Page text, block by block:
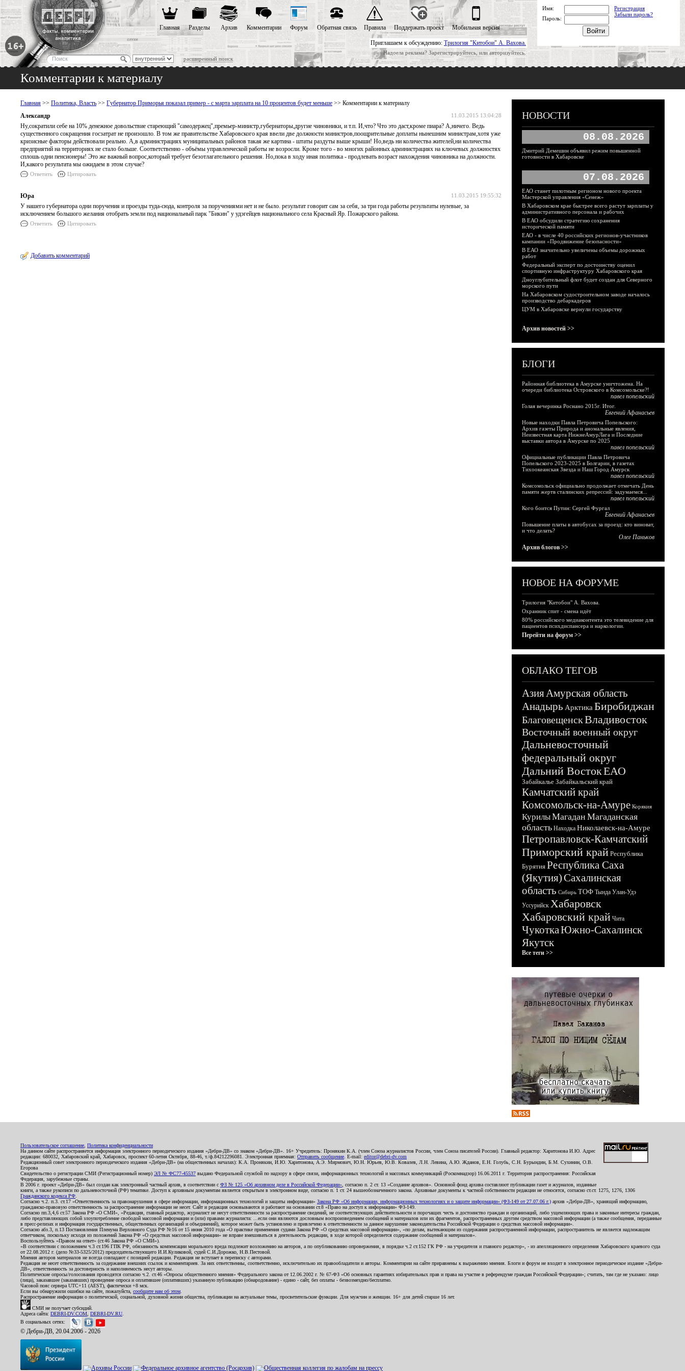
Приглашаем к обсуждению: Трилогия "Китобои" А. Вахова.
Надоела реклама? Зарегистрируйтесь, или авторизуйтесь.
расширенный поиск
Главная Разделы Архив Комментарии Форум Обратная связь Правила Поддержать проект Мобильная версия
Имя:
Регистрация
Забыли пароль?
Пароль:
Комментарии к материалу
Главная >> Политика, Власть >> Губернатор Приморья показал пример - с марта зарплата на 10 процентов будет меньше >> Комментарии к материалу
11.03.2015 13:04:28
Александр
Ну,сократили себе на 10% денежное довольствие стареющий "самодержец",премьер-министр,губернаторы,другие чиновники, и т.п. И,что? Что это даст,кроме пиара? А,ничего. Ведь
существенного сокращения госзатрат не произошло. В том же правительстве Хабаровского края ввели две должности министров,поощрительные доплаты нынешним министрам,хотя уже
кризисные факторы действовали реально. А,в администрациях муниципальных районов такая же картина - штаты раздуты выше крыши! Но,ведь ни количества жителей,ни количества
предприятий на территориях не стало больше. Соответственно - объёмы управленческой работы не возросли. Кроме того - во многих районных администрациях на ключевых должностях
сплошь одни пенсионеры! Это же важный вопрос,который требует безотлагательного решения. Но,пока в ходу иная политика - продлевать возраст нахождения чиновника на должности.
И,какого результата мы ожидаем в этом случае?
Ответить Цитировать
11.03.2015 19:55:32
Юра
У нашего губернатора одни поручения и проезды туда-сюда, контроля за поручениями нет и не было. результат говорит сам за себя, за три года работы результаты нулевые, за
исключением большого желания отобрать земли под национальный парк "Бикин" у удэгейцев национального села Красный Яр. Пожарского района.
Ответить Цитировать
Добавить комментарий
НОВОСТИ
08.08.2026
Дмитрий Демешин объявил режим повышенной
готовности в Хабаровске
07.08.2026
ЕАО станет пилотным регионом нового проекта
Мастерской управления «Сенеж»
В Хабаровском крае быстрее всего растут зарплаты у
административного персонала и рабочих
В ЕАО обсудили стратегию сохранения
исторической памяти
ЕАО - в числе 40 российских регионов-участников
кампании «Продвижение безопасности»
В ЕАО значительно увеличены объемы дорожных
работ
Федеральный эксперт по достоинству оценил
спортивную инфраструктуру Хабаровского края
Дноуглубительный флот будет создан для Северного
морского пути
На Хабаровском судостроительном заводе началось
производство дебаркадеров
ЦУМ в Хабаровске вернули государству
Архив новостей >>
БЛОГИ
Районная библиотека в Амурске уничтожена. На
очереди библиотека Островского в Комсомольске?!
павел попельский
Голая вечеринка Роснано 2015г. Итог.
Евгений Афанасьев
Новые находки Павла Петровича Попельского:
Архив газеты Природа и аномальные явления,
Неизвестная карта НижнеАмурЛага и Последние
выставки автора в Амурске по 2025
павел попельский
Официальные публикации Павла Петровича
Попельского 2023-2025 в Болгарии, в газетах
Тихоокеанская Звезда и Наш Город Амурск
павел попельский
Комсомольск официально продолжает отмечать День
памяти жертв сталинских репрессий: задумаемся...
павел попельский
Кого боится Путин: Сергей Фургал
Евгений Афанасьев
Повышение платы в автобусах за проезд: кто виноват,
и что делать?
Олег Паньков
Архив блогов >>
НОВОЕ НА ФОРУМЕ
Трилогия "Китобои" А. Вахова.
Охранник спит - смена идёт
80% российского медиаконтента это телевидение для
пациентов психдиспансера и наркологии.
Перейти на форум >>
ОБЛАКО ТЕГОВ
АзияАмурская область
Анадырь Арктика Биробиджан
БлаговещенскВладивосток
Восточный военный округ
Дальневосточный
федеральный округ
Дальний ВостокЕАО
Забайкалье Забайкальский край
Камчатский край
Комсомольск-на-Амуре Корякия
КурилыМагадан Магаданская
область Находка Николаевск-на-Амуре
Петропавловск-Камчатский
Приморский край Республика
Бурятия Республика Саха
(Якутия)Сахалинская
область Сибирь ТОФ Тында Улан-Удэ
Уссурийск Хабаровск
Хабаровский край Чита
ЧукоткаЮжно-Сахалинск
Якутск
Все теги >>
Пользовательское соглашение Политика конфиденциальности
На данном сайте распространяется информация электронного периодического издания «Дебри-ДВ» со знаком «Дебри-ДВ». 16+ Учредитель: Пронякин К.А. (член Союза журналистов России, член Союза писателей России). Главный редактор: Харитонова И.Ю. Адрес
редакции: 680032, Хабаровский край, Хабаровск, проспект 60-летия Октября, 88-46, т./ф.84212296081. Электронная приемная: Отправить сообщение . E-mail: editor@debri-dv.com
Редакционный совет электронного периодического издания «Дебри-ДВ» (на общественных началах): К.А. Пронякин, И.Ю. Харитонова, А.Э. Мирмович, Ю.Н. Юрьев, Ю.В. Ковалев, Л.Н. Левина, А.Ю. Жданов, Е.Н. Голубь, С.Н. Бурындин, Б.М. Сухинин, О.В.
Егорова
Свидетельство о регистрации СМИ (Регистрационный номер) ЭЛ № ФС77-45537 выдано Федеральной службой по надзору в сфере связи, информационных технологий и массовых коммуникаций (Роскомнадзор) 16.06.2011 г. Территория распространения: Российская
Федерация, зарубежные страны.
В 2006 г. проект «Дебри-ДВ» был создан как электронный частный архив, в соответствии с ФЗ № 125 «Об архивном деле в Российской Федерации» , согласно п. 2 ст. 13 «Создание архивов». Основной фонд архива составляют публикации газет и журналов, изданные
книги, а также рукописи по дальневосточной (РФ) тематике. Доступ к архивным документам является открытым в электронном виде, согласно п. 1 ст. 24 вышеобозначенного закона. Архивные документы к частной собственности редакции не относятся, согласно ст.ст. 1275, 1276, 1306
Гражданского кодекса РФ
Согласно ч.2. п.3. ст.17 «Ответственность за правонарушения в сфере информации, информационных технологий и защиты информации» Закона РФ «Об информации, информационных технологиях и о защите информации» (ФЗ-149 от 27.07.06 г.) архив «Дебри-ДВ», хранящий информацию,
гражданско-правовую ответственность за распространение информации не несет. Сайт и редакция основываются и работают на основании ст.8 «Право на доступ к информации» ФЗ-149.
Согласно пп.3,4,6 ст.57 Закона РФ «О СМИ», «Редакция, главный редактор, журналист не несут ответственности за распространение сведений, не соответствующих действительности и порочащих честь и достоинство граждан и организаций, либо ущемляющих права и законные интересы граждан,
либо представляющих собой злоупотребление свободой массовой информации и (или) правами журналиста: ...если они являются дословным воспроизведением сообщений и материалов или их фрагментов, распространенных другим средством массовой информации (а также сообщения, переданные
в пресс-релизах и информация государственных, общественных организаций и объединений), которое может быть установлено и привлечено к ответственности за данное нарушение законодательства Российской Федерации о средствах массовой информации».
Согласно абз.3, п.13 Постановления Пленума Верховного Суда РФ №16 от 15 июня 2010 года «О практике применения судами Закона РФ «О средствах массовой информации», «по делам, вытекающим из содержания распространенной информации, распространитель не является надлежащим
ответчиком, поскольку исходя из положений Закона РФ «О средствах массовой информации» не вправе вмешиваться в деятельность редакции, в ходе которой определяется содержание сообщений и материалов».
Воспользуйтесь «Правом на ответ» (ст.46 Закона РФ «О СМИ»).
«В соответствии с положением ч.3 ст.196 ГПК РФ, обязанность компенсации морального вреда подлежит возложению на авторов, а по опубликованию опровержения, в порядке ч.2 ст.152 ГК РФ - на учредителя и главного редактор», - из апелляционного определения Хабаровского краевого суда
от 22.08.2012 г. (дело №33-5325/2012) председательствующего И.И.Куликовой, судей С.И.Дорожко, Н.В.Пестовой.
Мнения авторов материалов не всегда совпадают с позицией редакции. Редакция не вступает в переписку с авторами.
Редакция не несет ответственность за содержание внешних ссылок и комментариев. За них ответственны, соответственно, исключительно их правообладатели и авторы. Комментарии на сайте приравнены к выражению мнения. Блоги и форум не входят в электронное периодическое издание «Дебри-
ДВ», ответственность за достоверность и наполняемость несут авторы.
Политические опросы/голосования проводятся согласно ч.2. ст.46 «Опросы общественного мнения» Федерального закона от 12.06.2002 г. № 67-ФЗ «Об основных гарантиях избирательных прав и права на участие в референдуме граждан Российской Федерации»; считать, там где не указано: лицо
(лица), заказавшее (заказавших) проведение опроса и оплатившее (оплативших) указанную публикацию (обнародование) - едино - сайт, без оплаты - безвозмездно/бесплатно.
Часовой пояс сервера UTC+11 (AEST), фактически +8 мск.
Если вы обнаружили ошибки на сайте, пожалуйста, сообщите нам об этом
Распространение информации о политической, социальной, духовной жизни общества, публикации на актуальные темы, просветительские функции. Для мужчин и женщин. 16+ для детей старше 16 лет.
СМИ не получает субсидий.
Адреса сайта: DEBRI-DV.COM DEBRI-DV.RU
В социальных сетях:
© Дебри-ДВ, 20.04.2006 - 2026